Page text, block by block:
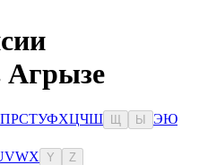
Агрызе
ПРСТУФХЦЧШ Ы ЭЮ
VWX Y Z